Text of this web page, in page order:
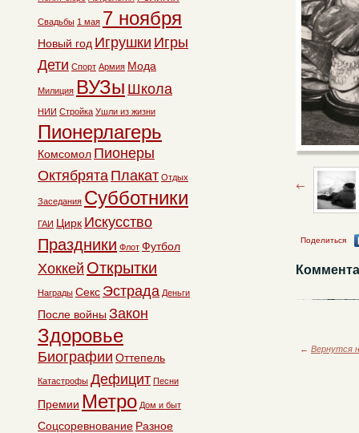
Поделиться
← Вернутся
Свадьбы 1 мая 7 ноября
Новый год Игрушки Игры
Дети Спорт Армия Мода
Милиция ВУЗы Школа
НИИ Стройка Ушли из жизни
Пионерлагерь
Комсомол Пионеры
Октябрята Плакат Отдых
Заседания Субботники
ГАИ Цирк Искусство
Праздники Флот Футбол
Хоккей Открытки
Награды Секс Эстрада Деньги
После войны Закон
Здоровье
Биографии Оттепель
Катастрофы Дефицит Песни
Премии Метро Дом и быт
Соцсоревнование Разное